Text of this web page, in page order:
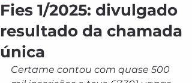
Fies 1/2025: divulgado
resultado da chamada
única
Certame contou com quase 500